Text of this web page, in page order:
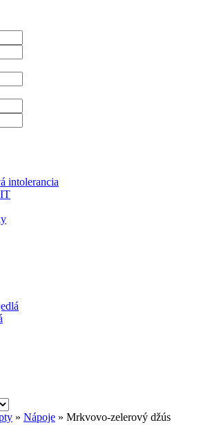
intolerancia
» Nápoje » Mrkvovo-zelerový džús